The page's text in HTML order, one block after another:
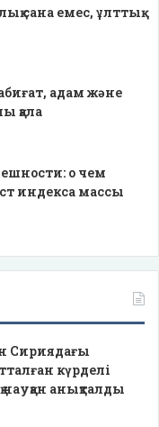
сана емес, ұлттық
адам және
қала
о чем
индекса массы
Сириядағы
күрделі
анықталды